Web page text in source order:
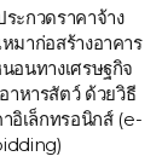
ะกวดราคาจ้าง
หมาก่อสร้างอาคาร
นอนทางเศรษฐกิจ
าหารสัตว์ ด้วยวิธี
อิเล็กทรอนิกส์ (e-